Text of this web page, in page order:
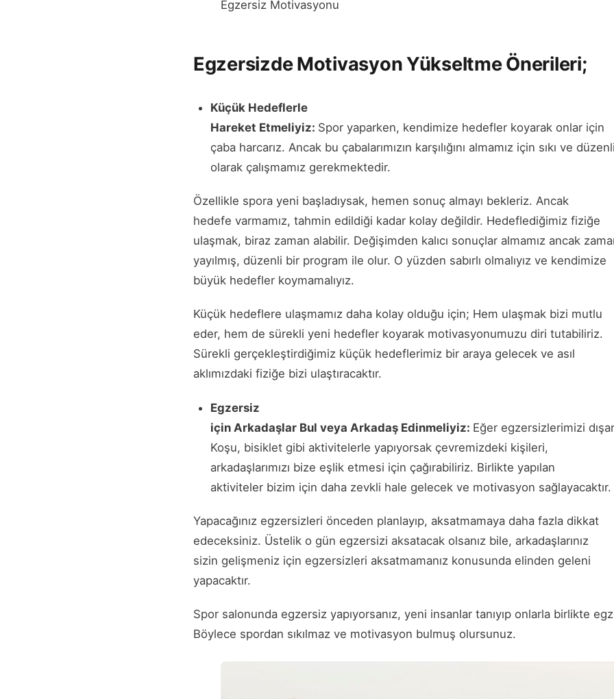
Egzersiz Motivasyonu
Egzersizde Motivasyon Yükseltme Önerileri;
Küçük Hedeflerle
Hareket Etmeliyiz: Spor yaparken, kendimize hedefler koyarak onlar için
çaba harcarız. Ancak bu çabalarımızın karşılığını almamız için sıkı ve
olarak çalışmamız gerekmektedir.
Özellikle spora yeni başladıysak, hemen sonuç almayı bekleriz. Ancak
hedefe varmamız, tahmin edildiği kadar kolay değildir. Hedeflediğimiz fiziğe
ulaşmak, biraz zaman alabilir. Değişimden kalıcı sonuçlar almamız ancak
yayılmış, düzenli bir program ile olur. O yüzden sabırlı olmalıyız ve kendimize
büyük hedefler koymamalıyız.
Küçük hedeflere ulaşmamız daha kolay olduğu için; Hem ulaşmak bizi mutlu
eder, hem de sürekli yeni hedefler koyarak motivasyonumuzu diri tutabiliriz.
Sürekli gerçekleştirdiğimiz küçük hedeflerimiz bir araya gelecek ve asıl
aklımızdaki fiziğe bizi ulaştıracaktır.
Egzersiz
için Arkadaşlar Bul veya Arkadaş Edinmeliyiz: Eğer egzersizlerimizi
Koşu, bisiklet gibi aktivitelerle yapıyorsak çevremizdeki kişileri,
arkadaşlarımızı bize eşlik etmesi için çağırabiliriz. Birlikte yapılan
aktiviteler bizim için daha zevkli hale gelecek ve motivasyon sağlayacaktır.
Yapacağınız egzersizleri önceden planlayıp, aksatmamaya daha fazla dikkat
edeceksiniz. Üstelik o gün egzersizi aksatacak olsanız bile, arkadaşlarınız
sizin gelişmeniz için egzersizleri aksatmamanız konusunda elinden geleni
yapacaktır.
Spor salonunda egzersiz yapıyorsanız, yeni insanlar tanıyıp onlarla birlikte
Böylece spordan sıkılmaz ve motivasyon bulmuş olursunuz.